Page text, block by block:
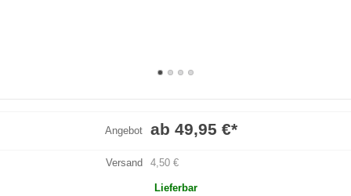
Angebot ab 49,95 €*
Versand 4,50 €
Lieferbar